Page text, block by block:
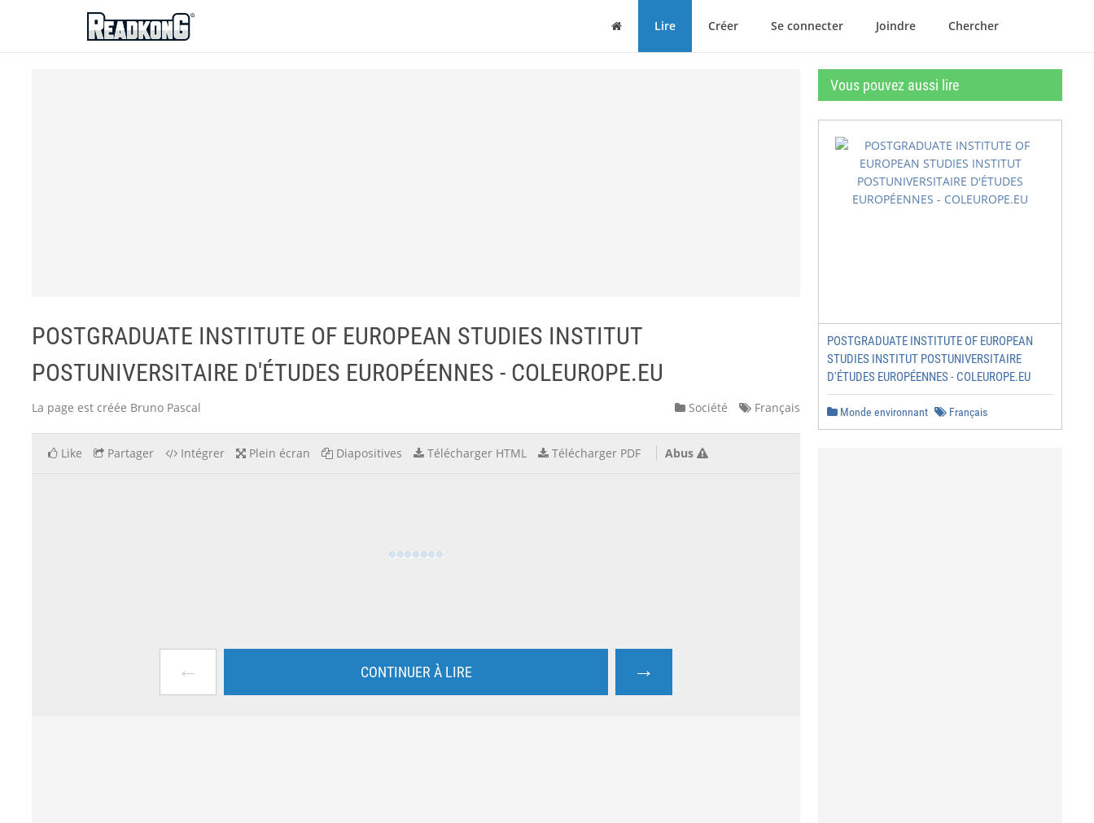
ReadkonG
MaisonLire Créer Se connecter Joindre Chercher
POSTGRADUATE INSTITUTE OF EUROPEAN STUDIES INSTITUT
POSTUNIVERSITAIRE D'ÉTUDES EUROPÉENNES - COLEUROPE.EU
La page est créée Bruno Pascal Société Français
Like Partager Intégrer Plein écran Diapositives Télécharger HTML Télécharger PDF Abus
← CONTINUER À LIRE →
Vous pouvez aussi lire
POSTGRADUATE INSTITUTE OF EUROPEAN
STUDIES INSTITUT POSTUNIVERSITAIRE
D'ÉTUDES EUROPÉENNES - COLEUROPE.EU
Monde environnant Français